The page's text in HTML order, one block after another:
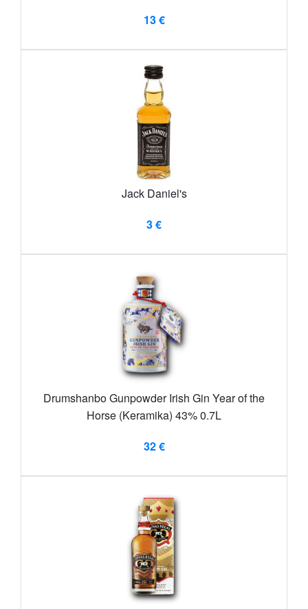
13 €
Jack Daniel's
3 €
Drumshanbo Gunpowder Irish Gin Year of the
Horse (Keramika) 43% 0.7L
32 €